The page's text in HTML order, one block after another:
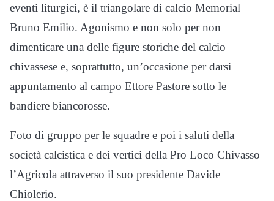
eventi liturgici, è il triangolare di calcio Memorial
Bruno Emilio. Agonismo e non solo per non
dimenticare una delle figure storiche del calcio
chivassese e, soprattutto, un’occasione per darsi
appuntamento al campo Ettore Pastore sotto le
bandiere biancorosse.
Foto di gruppo per le squadre e poi i saluti della
società calcistica e dei vertici della Pro Loco Chivasso
l’Agricola attraverso il suo presidente Davide
Chiolerio.